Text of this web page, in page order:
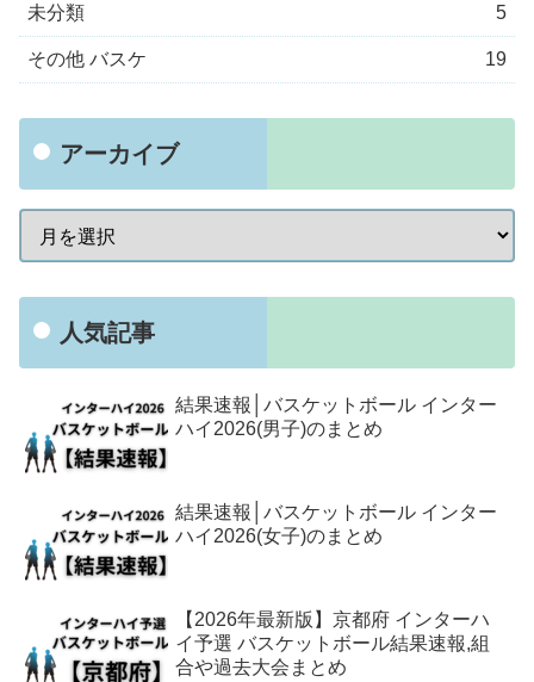
未分類 5
その他 バスケ 19
アーカイブ
人気記事
結果速報│バスケットボール インター
ハイ2026(男子)のまとめ
結果速報│バスケットボール インター
ハイ2026(女子)のまとめ
【2026年最新版】京都府 インターハ
イ予選 バスケットボール結果速報,組
合や過去大会まとめ